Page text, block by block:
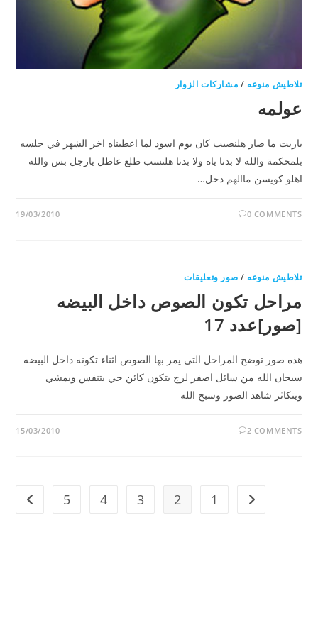
تلاطيش منوعه / مشاركات الزوار
عولمه
ياريت ما صار هلنصيب كان يوم اسود لما اعطيناه اخر الشهر في جلسه
بلمحكمة والله لا بدنا ياه ولا بدنا هلنسب طلع عاطل يارجل بس والله
اهلو كويسن ماالهم دخل…
0 COMMENTS
19/03/2010
تلاطيش منوعه / صور وتعليقات
مراحل تكون الصوص داخل البيضه
[صور]عدد 17
هذه صور توضح المراحل التي يمر بها الصوص اثناء تكونه داخل البيضه
سبحان الله من سائل اصفر لزج يتكون كائن حي يتنفس ويمشي
ويتكاثر شاهد الصور وسبح الله
2 COMMENTS
15/03/2010
Go to the previous page
1
2
3
4
5
page